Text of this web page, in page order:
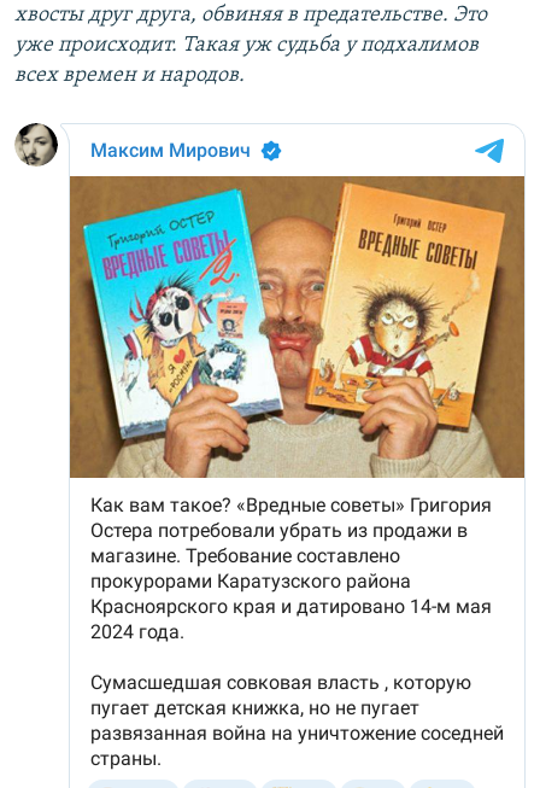
хвосты друг друга, обвиняя в предательстве. Это
уже происходит. Такая уж судьба у подхалимов
всех времен и народов.